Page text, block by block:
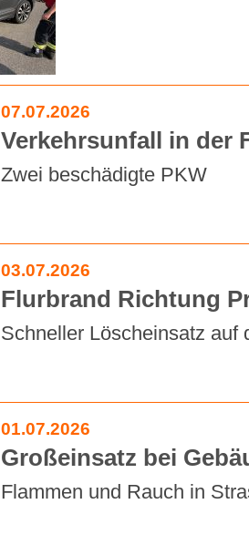
07.07.2026
Verkehrsunfall in der
Zwei beschädigte PKW
03.07.2026
Flurbrand Richtung
Schneller Löscheinsatz auf
01.07.2026
Großeinsatz bei
Flammen und Rauch in